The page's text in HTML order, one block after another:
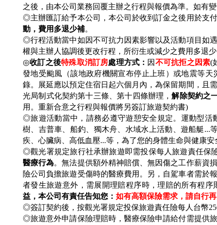
之後，由本公司業務回覆主辦之行程與報價為準。如有
◎主辦匯訂給予本公司，本公司於收到訂金之後用於支
動，費用多退少補。
◎行程活動當中如因不可抗力因素影響以及活動項目如
權與主辦人協調後更改行程，所衍生或減少之費用多退
◎收訂之後特殊取消訂房處理方式： 因 不可抗拒之因素(
發地受颱風（該地政府機關宣布停止上班）或地震等
錄。展延應以預定住宿日起六個月內，為保留期間，且
光局制式化契約第十三條、第十四條辦理，解除契約之
用。重新合意之行程與報價將另簽訂旅遊契約書)
◎旅遊活動當中，請務必遵守遊憩安全規定。運動型
樹、吉普車、船釣、獨木舟、水域水上活動、遊船艇...
疾、心臟病、高低血壓...等，為了您的身體生命與健康
◎觀光署規定旅行社承辦旅遊即需投保每人旅遊責任保
醫療行為。無法提供額外精神賠償、無因傷之工作薪資
險公司負擔旅遊受傷時的醫療費用。另，自駕車者需於
者發生旅遊意外，需展開理賠程序時，理賠的所有程
益，本公司有責任告知您： 如有高額保險需求，請自行
◎簽訂契約後，按觀光署規定投保旅遊責任險每人台幣
◎旅遊意外申請保險理賠時，醫療保險申請給付需提供